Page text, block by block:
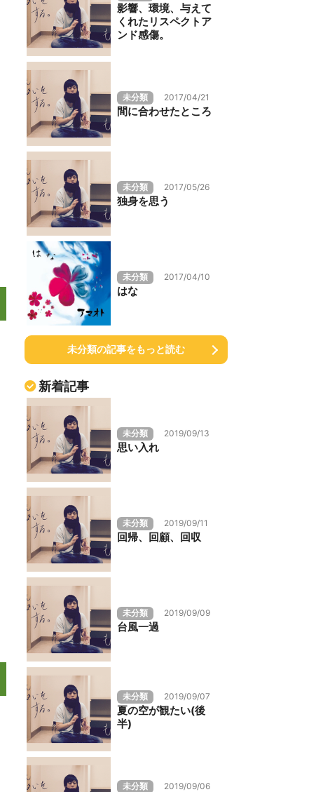
影響、環境、与えて
くれたリスペクトア
ンド感傷。
未分類 2017/04/21
間に合わせたところ
未分類 2017/05/26
独身を思う
未分類 2017/04/10
はな
未分類の記事をもっと読む
新着記事
未分類 2019/09/13
思い入れ
未分類 2019/09/11
回帰、回顧、回収
未分類 2019/09/09
台風一過
未分類 2019/09/07
夏の空が観たい(後
半)
未分類 2019/09/06